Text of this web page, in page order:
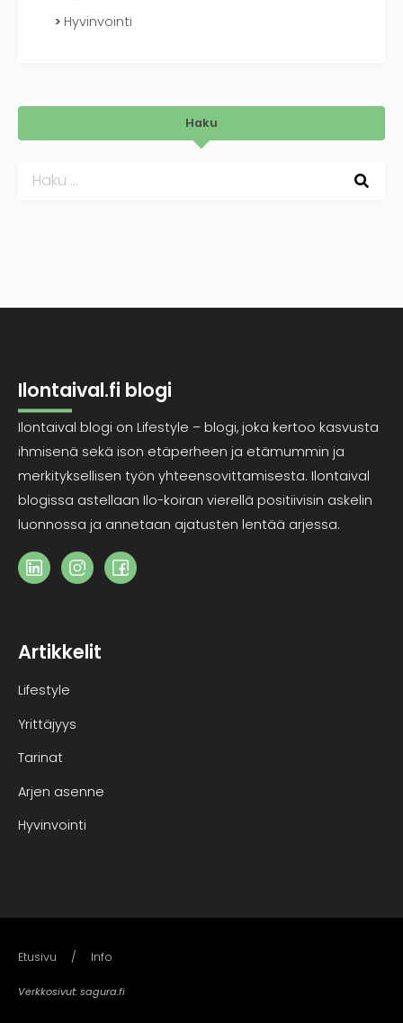
Hyvinvointi
Haku
Ilontaival.fi blogi
Ilontaival blogi on Lifestyle – blogi, joka kertoo kasvusta
ihmisenä sekä ison etäperheen ja etämummin ja
merkityksellisen työn yhteensovittamisesta. Ilontaival
blogissa astellaan Ilo-koiran vierellä positiivisin askelin
luonnossa ja annetaan ajatusten lentää arjessa.
Artikkelit
Lifestyle
Yrittäjyys
Tarinat
Arjen asenne
Hyvinvointi
Verkkosivut:sagura.fi
Etusivu Info